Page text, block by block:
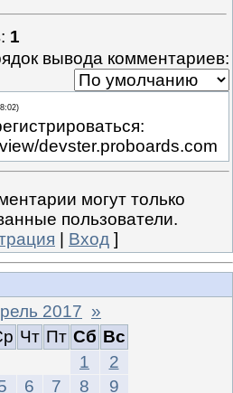
: 1
вывода комментариев:
devster.proboards.com
могут только
пользователи.
Вход ]
2017 »
Чт Пт Сб Вс
1
2
6 7 8 9